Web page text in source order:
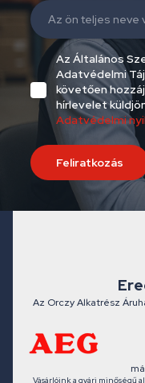
Az Általános
Adatvédelmi
követően
hírlevelet
Adatvédelmi
Feliratkozás
Az Orczy Alkatrész
Vásárlóink a gyári